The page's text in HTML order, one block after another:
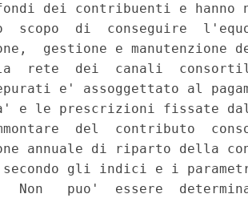
dei contribuenti e hanno
scopo  di  conseguire
gestione e manutenzione
rete  dei  canali
e' assoggettato al
e le prescrizioni fissate
del  contributo
annuale di riparto della
secondo gli indici e i
Non   puo'  essere